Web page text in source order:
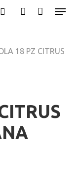
Menu
18 PZ CITRUS